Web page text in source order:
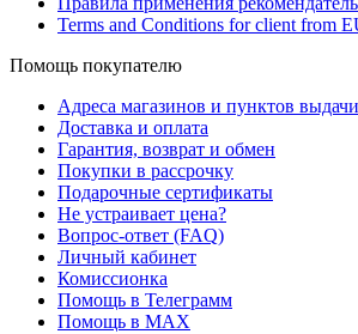
Terms and Conditions for client from
Помощь покупателю
Адреса магазинов и пунктов выдачи
Доставка и оплата
Гарантия, возврат и обмен
Покупки в рассрочку
Подарочные сертификаты
Не устраивает цена?
Вопрос-ответ (FAQ)
Личный кабинет
Комиссионка
Помощь в Телеграмм
Помощь в MAX